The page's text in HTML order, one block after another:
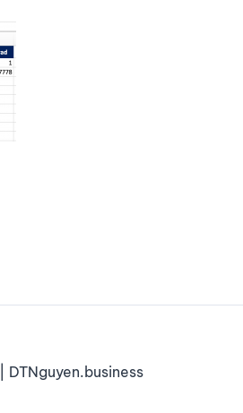
DTNguyen.business